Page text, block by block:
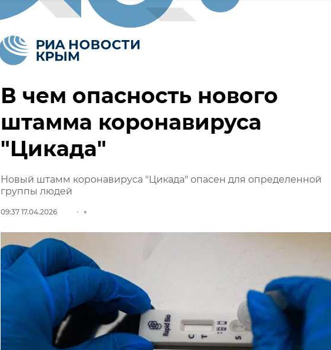
В чем опасность нового
штамма коронавируса
"Цикада"
Новый штамм коронавируса "Цикада" опасен для определенной
группы людей
09:37 17.04.2026